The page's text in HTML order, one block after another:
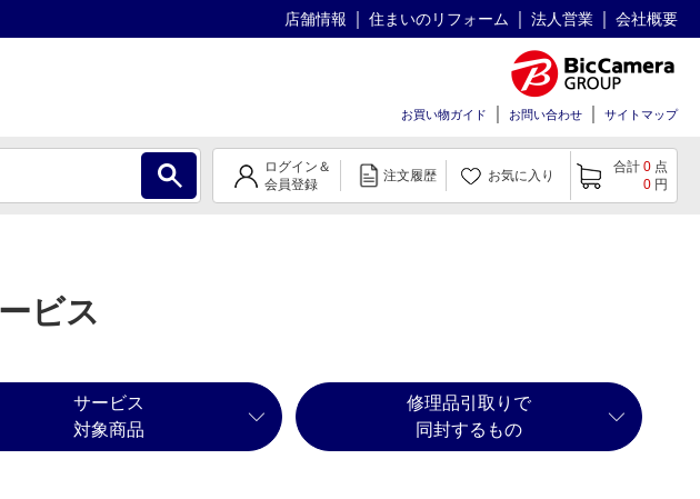
店舗情報 住まいのリフォーム 法人営業 会社概要
お買い物ガイド お問い合わせ サイトマップ
ログイン＆
会員登録
注文履歴 お気に入り
合計 0 点
0 円
ビス
サービス
対象商品
修理品引取りで
同封するもの